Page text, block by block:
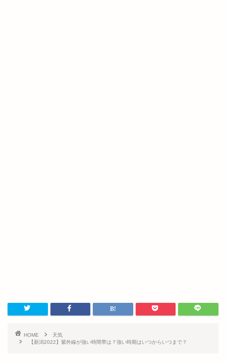
HOME
天気
【新潟2022】紫外線が強い時間帯は？強い時期はいつからいつまで？